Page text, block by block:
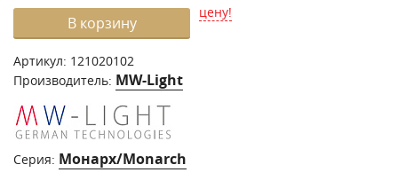
В корзину
Артикул: 121020102
Производитель: MW-Light
Серия: Монарх/Monarch
цену!